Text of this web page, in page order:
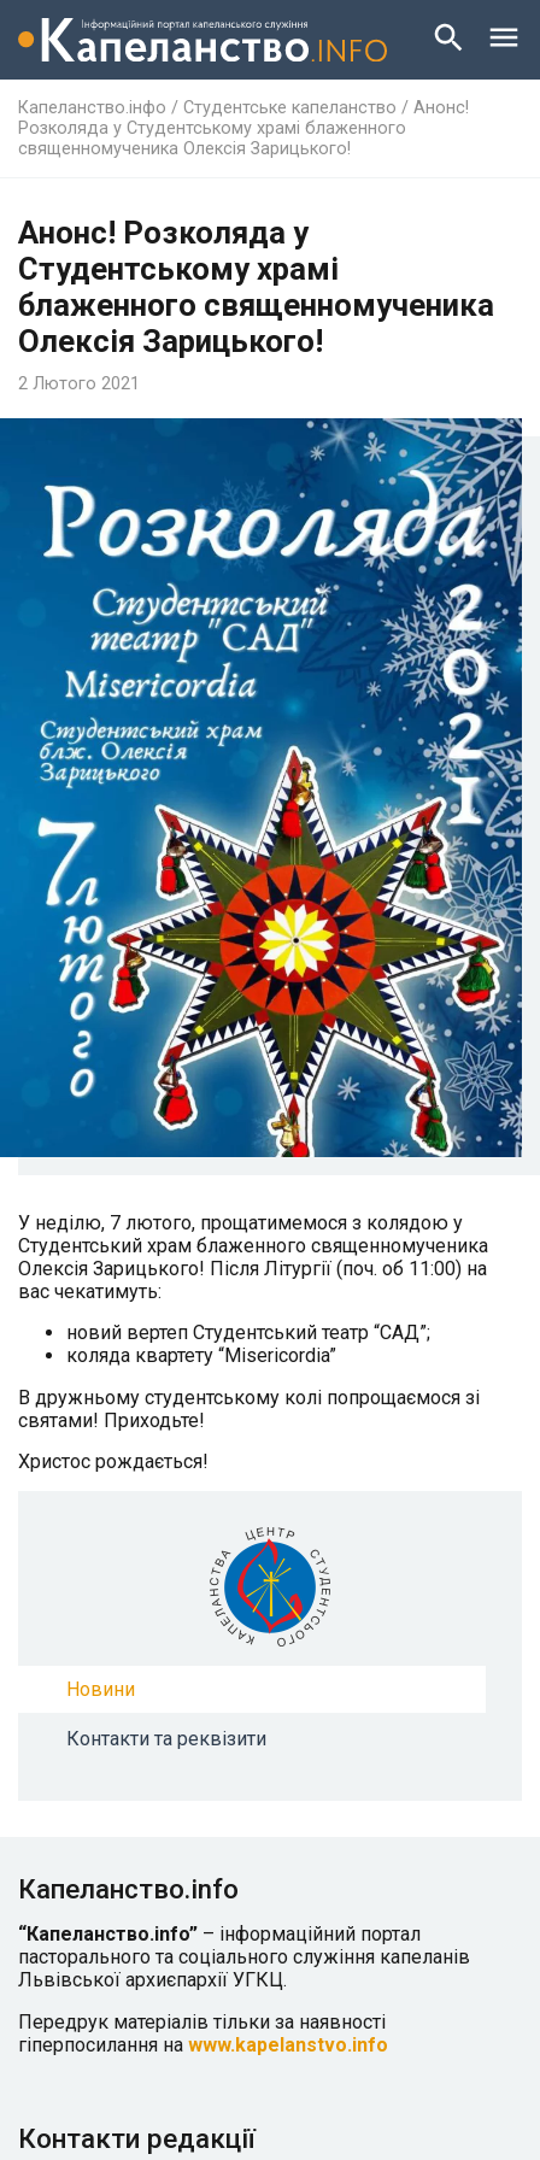
Капеланство.інфо / Студентське капеланство / Анонс!
Розколяда у Студентському храмі блаженного
священномученика Олексія Зарицького!
Анонс! Розколяда у
Студентському храмі
блаженного священномученика
Олексія Зарицького!
2 Лютого 2021
У неділю, 7 лютого, прощатимемося з колядою у
Студентський храм блаженного священномученика
Олексія Зарицького! Після Літургії (поч. об 11:00) на
вас чекатимуть:
новий вертеп Студентський театр “САД”;
коляда квартету “Misericordia”
В дружньому студентському колі попрощаємося зі
святами! Приходьте!
Христос рождається!
Новини
Контакти та реквізити
Капеланство.info
“Капеланство.info” – інформаційний портал
пасторального та соціального служіння капеланів
Львівської архиєпархії УГКЦ.
Передрук матеріалів тільки за наявності
гіперпосилання на www.kapelanstvo.info
Контакти редакції